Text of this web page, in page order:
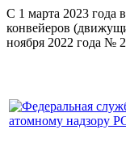
С 1 марта 2023 года
конвейеров
ноября 2022 года №